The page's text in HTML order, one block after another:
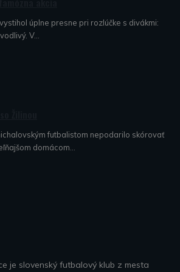
úplne presne pri rozlúčke s divákmi:
V...
futbalistom nepodarilo skórovať
domácom...
je slovenský futbalový klub z mesta